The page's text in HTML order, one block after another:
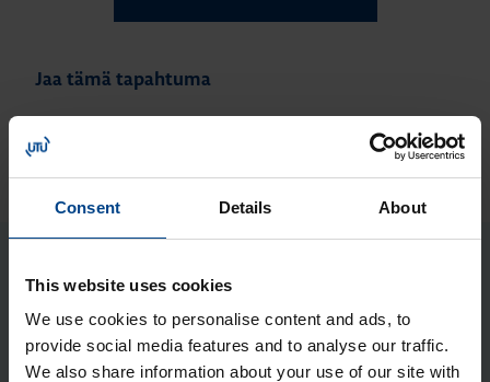
Consent Details About
This website uses cookies
We use cookies to personalise content and ads, to
provide social media features and to analyse our traffic.
We also share information about your use of our site with
Jaa tämä tapahtuma
Jaa Facebookissa
Jaa TwitterissäJaa LinkedInissä
Uusimmat tapahtumat
MESSUT
26.11.2026